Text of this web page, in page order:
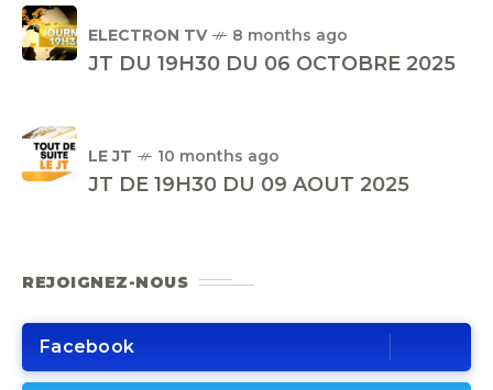
ELECTRON TV 8 months ago
JT DU 19H30 DU 06 OCTOBRE 2025
LE JT 10 months ago
JT DE 19H30 DU 09 AOUT 2025
REJOIGNEZ-NOUS
Facebook